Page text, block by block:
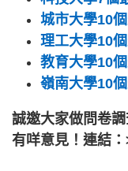
城市大學10
理工大學10
教育大學10
嶺南大學10
誠邀大家做問卷
有咩意見！連結